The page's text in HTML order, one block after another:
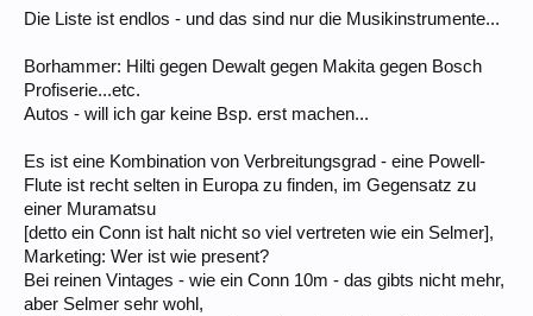
Die Liste ist endlos - und das sind nur die Musikinstrumente...
Borhammer: Hilti gegen Dewalt gegen Makita gegen Bosch
Profiserie...etc.
Autos - will ich gar keine Bsp. erst machen...
Es ist eine Kombination von Verbreitungsgrad - eine Powell-
Flute ist recht selten in Europa zu finden, im Gegensatz zu
einer Muramatsu
[detto ein Conn ist halt nicht so viel vertreten wie ein Selmer],
Marketing: Wer ist wie present?
Bei reinen Vintages - wie ein Conn 10m - das gibts nicht mehr,
aber Selmer sehr wohl,